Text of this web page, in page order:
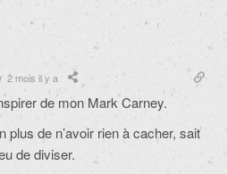
2 mois il y a
de mon Mark Carney.
plus de n’avoir rien à cacher, sait
de diviser.